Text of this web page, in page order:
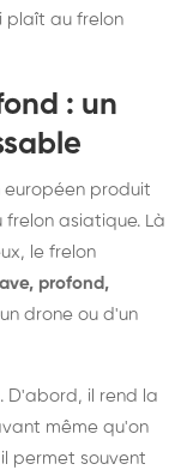
plaît au frelon
: un
européen produit
asiatique. Là
le frelon
profond,
drone ou d'un
D'abord, il rend la
même qu'on
permet souvent